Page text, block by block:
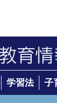
学習法 子